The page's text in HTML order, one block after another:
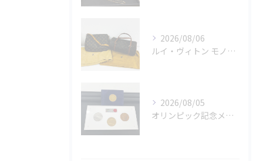
2026/08/06
ルイ・ヴィトン モノグラムバッグ2点をお買取させていただきました✨
2026/08/05
オリンピック記念メダルとメイプルリーフコインをお買取りさせていただきました🏅✨